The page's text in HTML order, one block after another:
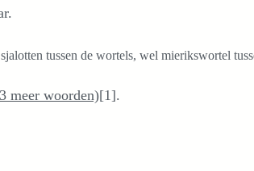
tussen de wortels, wel mierikswortel
meer woorden)[1].